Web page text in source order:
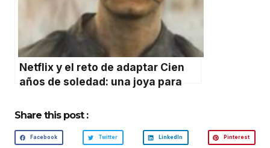
Netflix y el reto de adaptar Cien
años de soledad: una joya para
Share this post :
Facebook Twitter LinkedIn Pinterest